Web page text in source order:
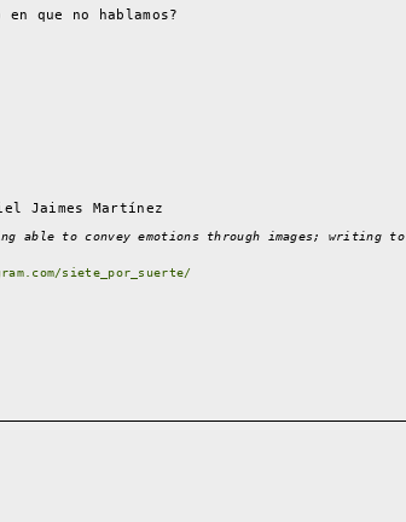
que no hablamos?
Jaimes Martínez
able to convey emotions through images; writing to
siete_por_suerte/